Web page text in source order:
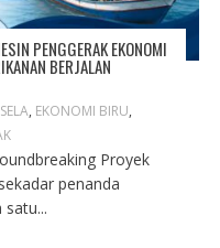
PENGGERAK EKONOMI
BERJALAN
, EKONOMI BIRU,
Proyek
penanda